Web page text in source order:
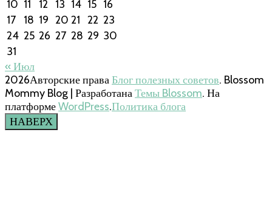
10 11 12 13 14 15 16
17
18 19 20 21 22 23
24 25 26 27 28 29 30
31
« Июл
2026Авторские праваБлог полезных советов. Blossom
Mommy Blog | РазработанаТемы Blossom. На
платформеWordPress.Политика блога
НАВЕРХ